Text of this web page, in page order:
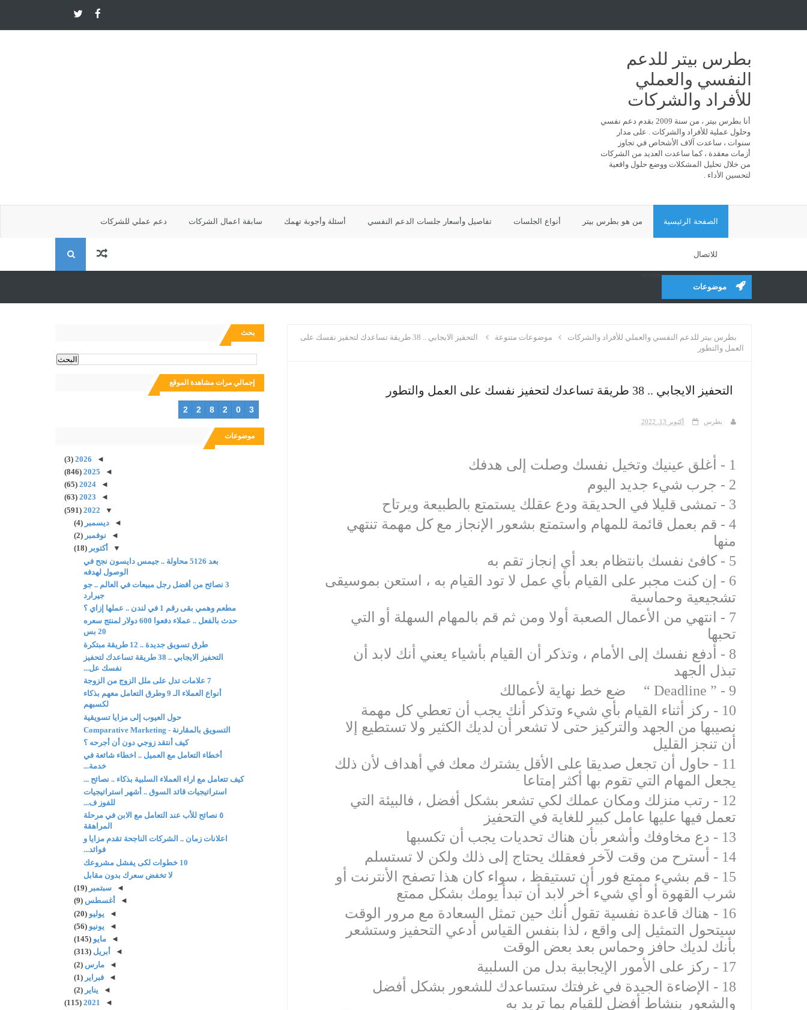
بطرس بيتر للدعم
النفسي والعملي
للأفراد والشركات
أنا بطرس بيتر ، من سنة 2009 بقدم دعم نفسي
وحلول عملية للأفراد والشركات . على مدار
سنوات ، ساعدت آلاف الأشخاص في تجاوز
أزمات معقدة ، كما ساعدت العديد من الشركات
من خلال تحليل المشكلات ووضع حلول واقعية
لتحسين الأداء .
الصفحة الرئيسية من هو بطرس بيتر أنواع الجلسات تفاصيل وأسعار جلسات الدعم النفسي أسئلة وأجوبة تهمك سابقة اعمال الشركات دعم عملي للشركات
للاتصال ا
ح
موضوعات
بطرس بيتر للدعم النفسي والعملي للأفراد والشركات موضوعات متنوعة
التحفيز الايجابي .. 38 طريقة تساعدك لتحفيز نفسك على
العمل والتطور
التحفيز الايجابي .. 38 طريقة تساعدك لتحفيز نفسك على العمل والتطور
بطرس أكتوبر 13, 2022
‫4 - قم بعمل قائمة للمهام واستمتع بشعور الإنجاز مع كل مهمة تنتهي
‫6 - إن كنت مجبر على القيام بأي عمل لا تود القيام به ، استعن بموسيقى
‫7 - انتهي من الأعمال الصعبة أولا ومن ثم قم بالمهام السهلة أو التي
‫8 - أدفع نفسك إلى الأمام ، وتذكر أن القيام بأشياء يعني أنك لابد أن
‫10 - ركز أثناء القيام بأي شيء وتذكر أنك يجب أن تعطي كل مهمة
نصيبها من الجهد والتركيز حتى لا تشعر أن لديك الكثير ولا تستطيع إلا
‫11 - حاول أن تجعل صديقا على الأقل يشترك معك في أهداف لأن ذلك
‫12 - رتب منزلك ومكان عملك لكي تشعر بشكل أفضل ، فالبيئة التي
‫15 - قم بشيء ممتع فور أن تستيقظ ، سواء كان هذا تصفح الأنترنت أو
‫16 - هناك قاعدة نفسية تقول أنك حين تمثل السعادة مع مرور الوقت
سيتحول التمثيل إلى واقع ، لذا بنفس القياس أدعي التحفيز وستشعر
‫18 - الإضاءة الجيدة في غرفتك ستساعدك للشعور بشكل أفضل
بحث
إجمالي مرات مشاهدة الموقع
2 2 8 2 0 3
موضوعات
◄
2026
(3)
◄
2025
(846)
◄
2024
(65)
◄
2023
(63)
▼
2022
(591)
◄ديسمبر(4)
◄ نوفمبر(2)
▼
أكتوبر(18)
بعد 5126 محاولة .. جيمس دايسون نجح في
الوصول لهدفه
3 نصائح من أفضل رجل مبيعات في العالم .. جو
جيرارد
مطعم وهمي بقى رقم 1 في لندن .. عملها إزاي ؟
حدث بالفعل .. عملاء دفعوا 600 دولار لمنتج سعره
20 بس
طرق تسويق جديدة .. 12 طريقة مبتكرة
التحفيز الايجابي .. 38 طريقة تساعدك لتحفيز
نفسك عل...
7 علامات تدل على ملل الزوج من الزوجة
أنواع العملاء الـ 9 وطرق التعامل معهم بذكاء
لكسبهم
حول العيوب إلى مزايا تسويقية
التسويق بالمقارنة - Comparative Marketing
كيف أنتقد زوجي دون أن أجرحه ؟
أخطاء التعامل مع العميل .. اخطاء شائعة في
خدمة...
كيف تتعامل مع اراء العملاء السلبية بذكاء .. نصائح ...
استراتيجيات قائد السوق .. أشهر استراتيجيات
للفوز ف...
٥ نصائح للأب عند التعامل مع الابن في مرحلة
المراهقة
اعلانات زمان .. الشركات الناجحة تقدم مزايا و
فوائد...
10 خطوات لكى يفشل مشروعك
لا تخفض سعرك بدون مقابل
◄سبتمبر(19)
◄
أغسطس(9)
◄ يوليو(20)
◄ يونيو(56)
◄مايو(145)
◄
أبريل(313)
◄مارس(2)
◄فبراير(1)
◄ يناير(2)
◄
2021
(115)